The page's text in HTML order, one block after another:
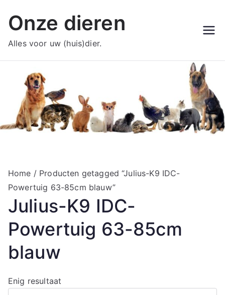
naar
inhoud
Onze dieren
Alles voor uw (huis)dier.
Home / Producten getagged “Julius-K9 IDC-
Powertuig 63-85cm blauw”
Julius-K9 IDC-
Powertuig 63-85cm
blauw
Enig resultaat